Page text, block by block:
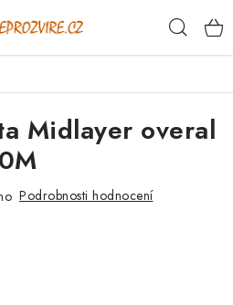
Midlayer overal
Podrobnosti hodnocení